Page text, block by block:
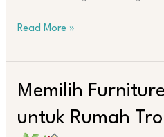
Read More »
Memilih
untuk Rumah
Memilih
yang
Tepat